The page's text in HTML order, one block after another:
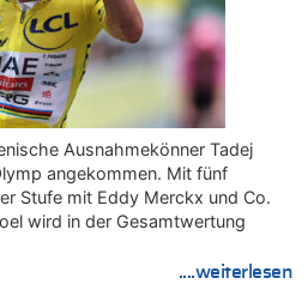
Ausnahmekönner Tadej
angekommen. Mit fünf
Stufe mit Eddy Merckx und Co.
wird in der Gesamtwertung
....weiterlesen